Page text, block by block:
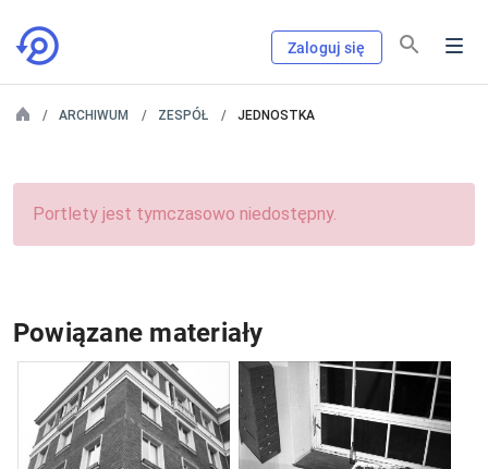
Zaloguj się
ARCHIWUM ZESPÓŁ JEDNOSTKA
Portlety jest tymczasowo niedostępny.
Powiązane materiały